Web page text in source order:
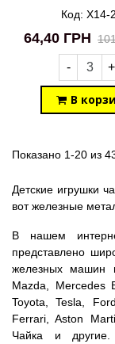
полиция
Код: X14-
64,40 ГРН
- +
В
Показано 1-20 из
Детские игрушки
вот железные
В нашем
представлено
железных машин
Mazda, Mercedes
Toyota, Tesla,
Ferrari, Aston
Чайка и